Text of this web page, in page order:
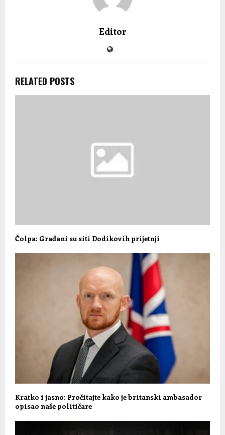
Editor
RELATED POSTS
Čolpa: Građani su siti Dodikovih prijetnji
Kratko i jasno: Pročitajte kako je britanski ambasador
opisao naše političare